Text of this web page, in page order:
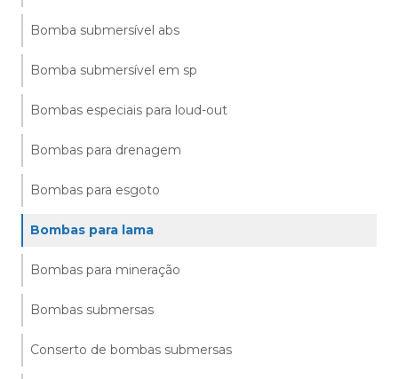
Bomba submersível abs
Bomba submersível em sp
Bombas especiais para loud-out
Bombas para drenagem
Bombas para esgoto
Bombas para lama
Bombas para mineração
Bombas submersas
Conserto de bombas submersas